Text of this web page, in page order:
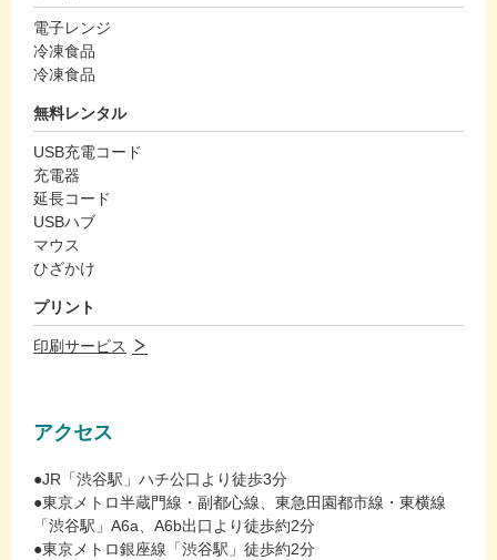
電子レンジ
冷凍食品
冷凍食品
無料レンタル
USB充電コード
充電器
延長コード
USBハブ
マウス
ひざかけ
プリント
印刷サービス
アクセス
●JR「渋谷駅」ハチ公口より徒歩3分
●東京メトロ半蔵門線・副都心線、東急田園都市線・東横線
「渋谷駅」A6a、A6b出口より徒歩約2分
●東京メトロ銀座線「渋谷駅」徒歩約2分